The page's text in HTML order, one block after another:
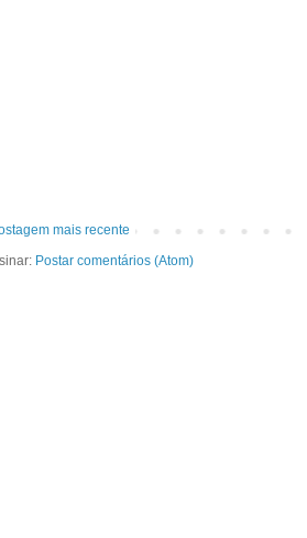
mais recente
Postar comentários (Atom)